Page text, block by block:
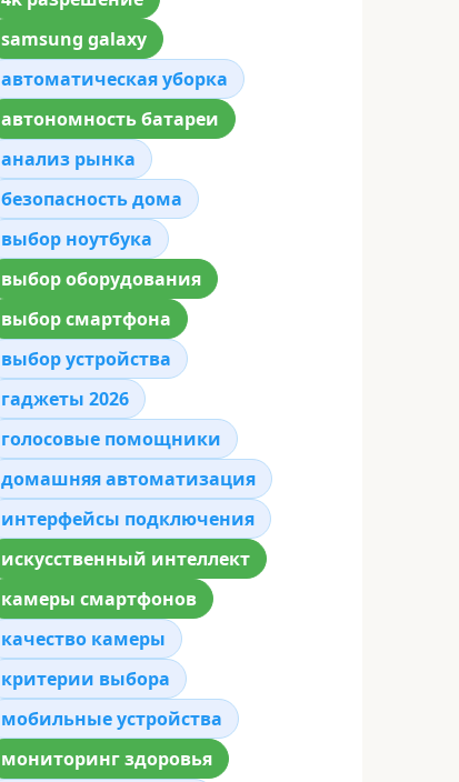
samsung galaxy
автоматическая уборка
автономность батареи
анализ рынка
безопасность дома
выбор ноутбука
выбор оборудования
выбор смартфона
выбор устройства
гаджеты 2026
голосовые помощники
домашняя автоматизация
интерфейсы подключения
искусственный интеллект
камеры смартфонов
качество камеры
критерии выбора
мобильные устройства
мониторинг здоровья